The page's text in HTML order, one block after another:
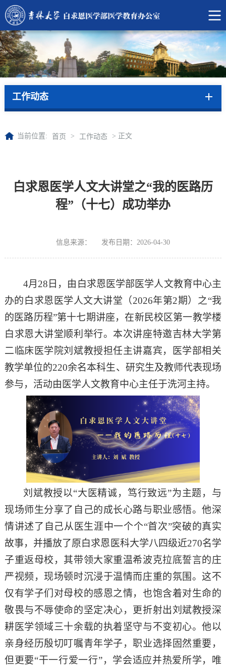
工作动态
当前位置: 首页 > 工作动态 > 正文
白求恩医学人文大讲堂之“我的医路历
程”（十七）成功举办
信息来源： 发布日期：2026-04-30
4月 28 日，由白求恩医学部医学人文教育中心主
办的白求恩医学人文大讲堂（2026年第2期）之“我
的医路历程”第十七期讲座，在新民校区第一教学楼
白求恩大讲堂顺利举行。本次讲座特邀吉林大学第
二临床医学院刘斌教授担任主讲嘉宾，医学部相关
教学单位的220余名本科生、研究生及教师代表现场
参与，活动由医学人文教育中心主任于洗河主持。
刘斌教授以“大医精诚，笃行致远”为主题，与
现场师生分享了自己的成长心路与职业感悟。他深
情讲述了自己从医生涯中一个个“首次”突破的真实
故事，并播放了原白求恩医科大学八四级近270名学
子重返母校，其带领大家重温希波克拉底誓言的庄
严视频，现场顿时沉浸于温情而庄重的氛围。这不
仅有学子们对母校的感恩之情，也饱含着对生命的
敬畏与不辱使命的坚定决心，更折射出刘斌教授深
耕医学领域三十余载的执着坚守与不变初心。他以
亲身经历殷切叮嘱青年学子，职业选择固然重要，
但更要“干一行爱一行”，学会适应并热爱所学，唯